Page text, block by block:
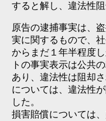
すると解し、違法性阻
原告の逮捕事実は、
実に関するもので、
からまだ１年半程度
トの事実表示は公共
あり、違法性は阻却
については、違法性
した。
損害賠償については